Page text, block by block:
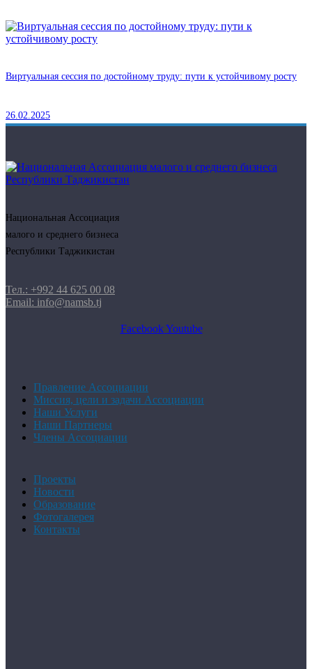
Виртуальная сессия по достойному труду: пути к устойчивому росту
26.02.2025
Национальная Ассоциация
малого и среднего бизнеса
Республики Таджикистан
Тел.: +992 44 625 00 08
Email: info@namsb.tj
Facebook Youtube
Правление Ассоциации
Миссия, цели и задачи Ассоциации
Наши Услуги
Наши Партнеры
Члены Ассоциации
Проекты
Новости
Образование
Фотогалерея
Контакты